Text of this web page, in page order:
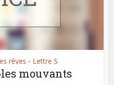
rêves • Lettre S
mouvants